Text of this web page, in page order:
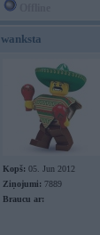
wanksta
Kopš: 05. Jun 2012
Ziņojumi: 7889
Braucu ar: